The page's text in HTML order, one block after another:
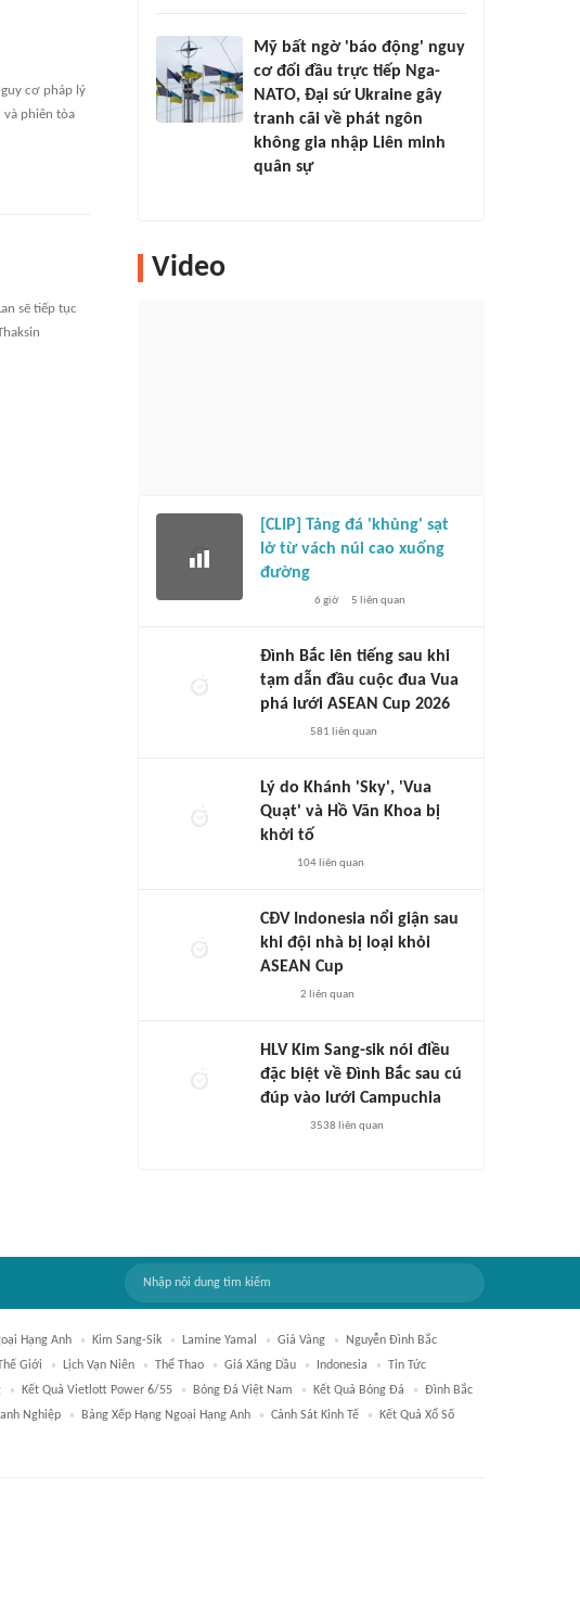
cơ pháp lý
và phiên tòa
sẽ tiếp tục
Mỹ bất ngờ 'báo động' nguy
cơ đối đầu trực tiếp Nga-
NATO, Đại sứ Ukraine gây
tranh cãi về phát ngôn
không gia nhập Liên minh
quân sự
Video
[CLIP] Tảng đá 'khủng' sạt
lở từ vách núi cao xuống
đường
6 giờ 5 liên quan
Đình Bắc lên tiếng sau khi
tạm dẫn đầu cuộc đua Vua
phá lưới ASEAN Cup 2026
581 liên quan
Lý do Khánh 'Sky', 'Vua
Quạt' và Hồ Văn Khoa bị
khởi tố
104liên quan
CĐV Indonesia nổi giận sau
khi đội nhà bị loại khỏi
ASEAN Cup
2 liên quan
HLV Kim Sang-sik nói điều
đặc biệt về Đình Bắc sau cú
đúp vào lưới Campuchia
3538 liên quan
Hạng Anh Kim Sang-Sik Lamine Yamal Giá Vàng
Nguyễn Đình Bắc
Giới Lịch Vạn Niên Thể Thao Giá Xăng Dầu Indonesia
Tin Tức
Kết Quả Vietlott Power 6/55 Bóng Đá Việt Nam Kết Quả Bóng Đá
Đình Bắc
Nghiệp Bảng Xếp Hạng Ngoại Hạng Anh Cảnh Sát Kinh Tế
Kết Quả Xổ Số